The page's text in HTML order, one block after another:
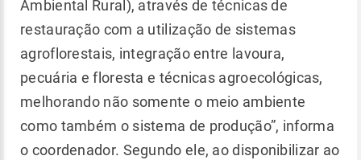
Ambiental Rural), através de técnicas de
restauração com a utilização de sistemas
agroflorestais, integração entre lavoura,
pecuária e floresta e técnicas agroecológicas,
melhorando não somente o meio ambiente
como também o sistema de produção”, informa
o coordenador. Segundo ele, ao disponibilizar ao